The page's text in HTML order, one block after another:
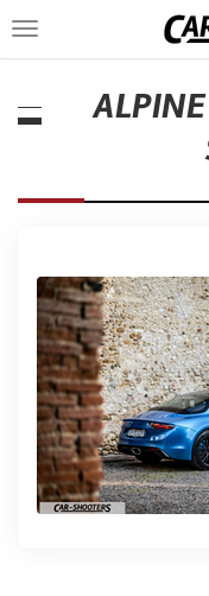
Toggle
navigation